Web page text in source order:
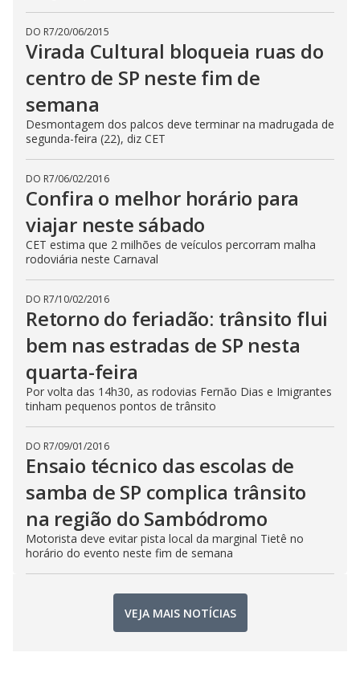
DO R7/20/06/2015
Virada Cultural bloqueia ruas do
centro de SP neste fim de
semana
Desmontagem dos palcos deve terminar na madrugada de
segunda-feira (22), diz CET
DO R7/06/02/2016
Confira o melhor horário para
viajar neste sábado
CET estima que 2 milhões de veículos percorram malha
rodoviária neste Carnaval
DO R7/10/02/2016
Retorno do feriadão: trânsito flui
bem nas estradas de SP nesta
quarta-feira
Por volta das 14h30, as rodovias Fernão Dias e Imigrantes
tinham pequenos pontos de trânsito
DO R7/09/01/2016
Ensaio técnico das escolas de
samba de SP complica trânsito
na região do Sambódromo
Motorista deve evitar pista local da marginal Tietê no
horário do evento neste fim de semana
VEJA MAIS NOTÍCIAS